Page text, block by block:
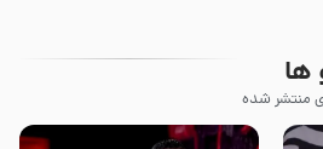
ها
منتشر شده